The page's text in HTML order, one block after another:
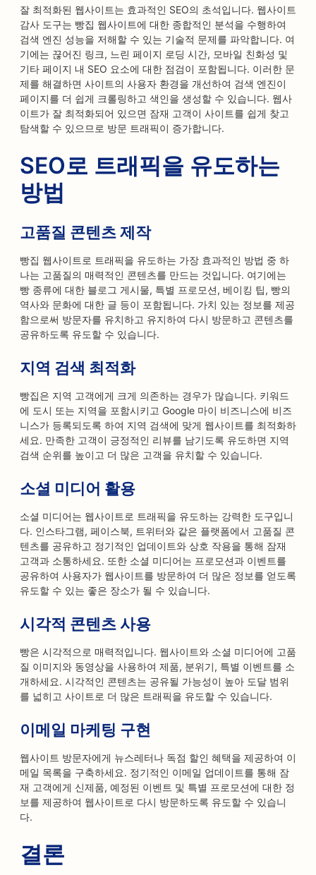
잘 최적화된 웹사이트는 효과적인 SEO의 초석입니다. 웹사이트
감사 도구는 빵집 웹사이트에 대한 종합적인 분석을 수행하여
검색 엔진 성능을 저해할 수 있는 기술적 문제를 파악합니다. 여
기에는 끊어진 링크, 느린 페이지 로딩 시간, 모바일 친화성 및
기타 페이지 내 SEO 요소에 대한 점검이 포함됩니다. 이러한 문
제를 해결하면 사이트의 사용자 환경을 개선하여 검색 엔진이
페이지를 더 쉽게 크롤링하고 색인을 생성할 수 있습니다. 웹사
이트가 잘 최적화되어 있으면 잠재 고객이 사이트를 쉽게 찾고
탐색할 수 있으므로 방문 트래픽이 증가합니다.
SEO로 트래픽을 유도하는
방법
고품질 콘텐츠 제작
빵집 웹사이트로 트래픽을 유도하는 가장 효과적인 방법 중 하
나는 고품질의 매력적인 콘텐츠를 만드는 것입니다. 여기에는
빵 종류에 대한 블로그 게시물, 특별 프로모션, 베이킹 팁, 빵의
역사와 문화에 대한 글 등이 포함됩니다. 가치 있는 정보를 제공
함으로써 방문자를 유치하고 유지하여 다시 방문하고 콘텐츠를
공유하도록 유도할 수 있습니다.
지역 검색 최적화
빵집은 지역 고객에게 크게 의존하는 경우가 많습니다. 키워드
에 도시 또는 지역을 포함시키고 Google 마이 비즈니스에 비즈
니스가 등록되도록 하여 지역 검색에 맞게 웹사이트를 최적화하
세요. 만족한 고객이 긍정적인 리뷰를 남기도록 유도하면 지역
검색 순위를 높이고 더 많은 고객을 유치할 수 있습니다.
소셜 미디어 활용
소셜 미디어는 웹사이트로 트래픽을 유도하는 강력한 도구입니
다. 인스타그램, 페이스북, 트위터와 같은 플랫폼에서 고품질 콘
텐츠를 공유하고 정기적인 업데이트와 상호 작용을 통해 잠재
고객과 소통하세요. 또한 소셜 미디어는 프로모션과 이벤트를
공유하여 사용자가 웹사이트를 방문하여 더 많은 정보를 얻도록
유도할 수 있는 좋은 장소가 될 수 있습니다.
시각적 콘텐츠 사용
빵은 시각적으로 매력적입니다. 웹사이트와 소셜 미디어에 고품
질 이미지와 동영상을 사용하여 제품, 분위기, 특별 이벤트를 소
개하세요. 시각적인 콘텐츠는 공유될 가능성이 높아 도달 범위
를 넓히고 사이트로 더 많은 트래픽을 유도할 수 있습니다.
이메일 마케팅 구현
웹사이트 방문자에게 뉴스레터나 독점 할인 혜택을 제공하여 이
메일 목록을 구축하세요. 정기적인 이메일 업데이트를 통해 잠
재 고객에게 신제품, 예정된 이벤트 및 특별 프로모션에 대한 정
보를 제공하여 웹사이트로 다시 방문하도록 유도할 수 있습니
다.
결론